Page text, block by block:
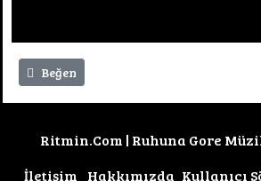
Beğen
Ritmin.Com | Ruhuna Gore
İletişim
Hakkımızda Kullanıcı